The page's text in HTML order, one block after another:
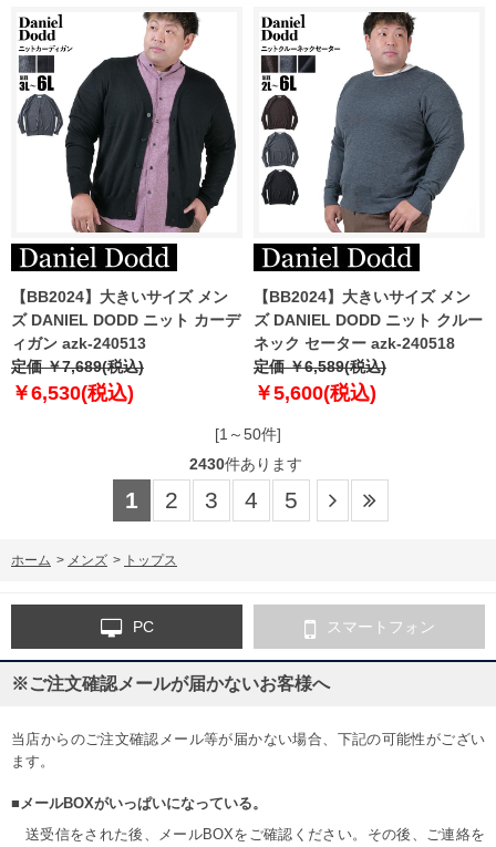
【BB2024】大きいサイズ メン
ズ DANIEL DODD ニット カーデ
ィガン azk-240513
定価 ￥7,689(税込)
￥6,530(税込)
【BB2024】大きいサイズ メン
ズ DANIEL DODD ニット クルー
ネック セーター azk-240518
定価 ￥6,589(税込)
￥5,600(税込)
[1～50件]
2430件あります
1 2 3 4 5
ホーム > メンズ > トップス
PC スマートフォン
※ご注文確認メールが届かないお客様へ
当店からのご注文確認メール等が届かない場合、下記の可能性がござい
ます。
■メールBOXがいっぱいになっている。
送受信をされた後、メールBOXをご確認ください。その後、ご連絡を